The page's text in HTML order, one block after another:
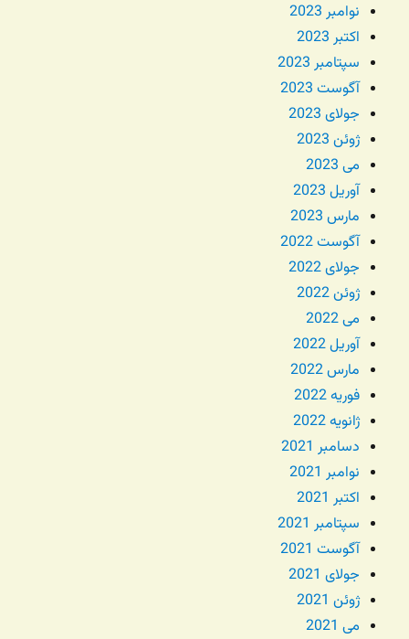
نوامبر 2023
اکتبر 2023
سپتامبر 2023
آگوست 2023
جولای 2023
ژوئن 2023
می 2023
آوریل 2023
مارس 2023
آگوست 2022
جولای 2022
ژوئن 2022
می 2022
آوریل 2022
مارس 2022
فوریه 2022
ژانویه 2022
دسامبر 2021
نوامبر 2021
اکتبر 2021
سپتامبر 2021
آگوست 2021
جولای 2021
ژوئن 2021
می 2021